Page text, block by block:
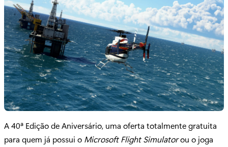
A 40ª Edição de Aniversário, uma oferta totalmente gratuita
para quem já possui o Microsoft Flight Simulatorou o joga